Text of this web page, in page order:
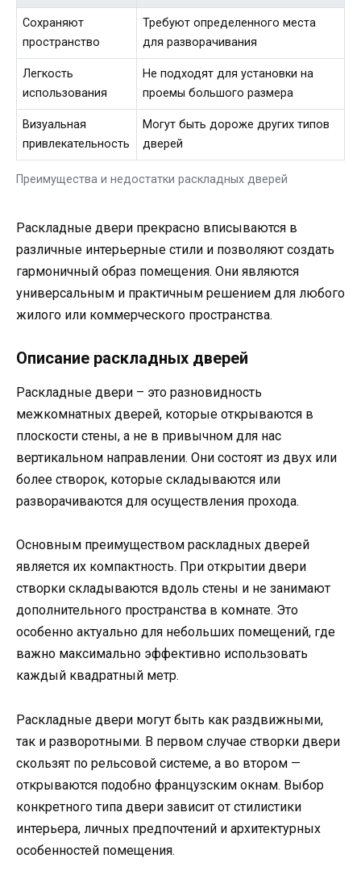
Преимущества и недостатки раскладных дверей
Сохраняют
пространство
Требуют определенного места
для разворачивания
Легкость
использования
Не подходят для установки на
проемы большого размера
Визуальная
привлекательность
Могут быть дороже других типов
дверей
Раскладные двери прекрасно вписываются в
различные интерьерные стили и позволяют создать
гармоничный образ помещения. Они являются
универсальным и практичным решением для любого
жилого или коммерческого пространства.
Описание раскладных дверей
Раскладные двери – это разновидность
межкомнатных дверей, которые открываются в
плоскости стены, а не в привычном для нас
вертикальном направлении. Они состоят из двух или
более створок, которые складываются или
разворачиваются для осуществления прохода.
Основным преимуществом раскладных дверей
является их компактность. При открытии двери
створки складываются вдоль стены и не занимают
дополнительного пространства в комнате. Это
особенно актуально для небольших помещений, где
важно максимально эффективно использовать
каждый квадратный метр.
Раскладные двери могут быть как раздвижными,
так и разворотными. В первом случае створки двери
скользят по рельсовой системе, а во втором —
открываются подобно французским окнам. Выбор
конкретного типа двери зависит от стилистики
интерьера, личных предпочтений и архитектурных
особенностей помещения.